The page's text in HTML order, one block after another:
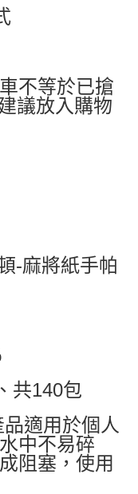
不等於已搶
議放入購物
-麻將紙手帕
共140包
適用於個人
中不易碎
阻塞，使用